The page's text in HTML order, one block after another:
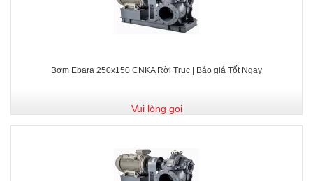
Bơm Ebara 250x150 CNKA Rời Trục | Báo giá Tốt Ngay
Vui lòng gọi